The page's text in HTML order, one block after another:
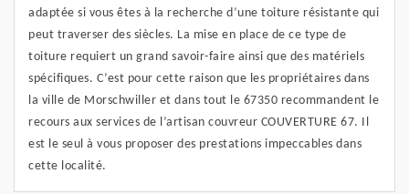
adaptée si vous êtes à la recherche d’une toiture résistante qui
peut traverser des siècles. La mise en place de ce type de
toiture requiert un grand savoir-faire ainsi que des matériels
spécifiques. C’est pour cette raison que les propriétaires dans
la ville de Morschwiller et dans tout le 67350 recommandent le
recours aux services de l’artisan couvreur COUVERTURE 67. Il
est le seul à vous proposer des prestations impeccables dans
cette localité.